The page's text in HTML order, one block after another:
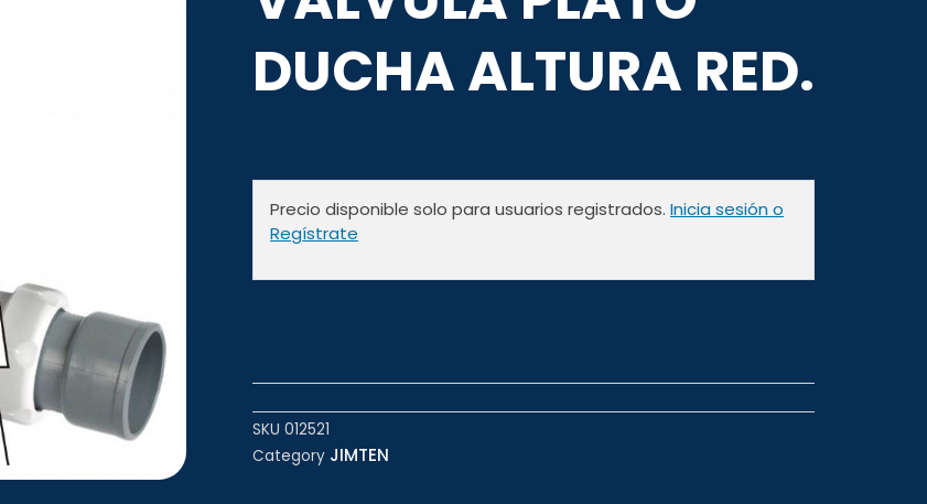
DUCHA ALTURA RED.
Precio disponible solo para usuarios registrados. Inicia sesión o
Regístrate
SKU 012521
Category JIMTEN